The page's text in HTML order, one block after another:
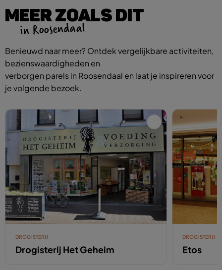
MEER ZOALS DIT
in Roosendaal
Benieuwd naar meer? Ontdek vergelijkbare activiteiten,
bezienswaardigheden en
verborgen parels in Roosendaal en laat je inspireren voor
je volgende bezoek.
DROGISTERIJ
Drogisterij Het Geheim
DROGISTERIJ
Etos